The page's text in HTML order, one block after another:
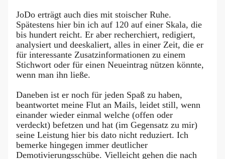
JoDo erträgt auch dies mit stoischer Ruhe.
Spätestens hier bin ich auf 120 auf einer Skala, die
bis hundert reicht. Er aber recherchiert, redigiert,
analysiert und deeskaliert, alles in einer Zeit, die er
für interessante Zusatzinformationen zu einem
Stichwort oder für einen Neueintrag nützen könnte,
wenn man ihn ließe.
Daneben ist er noch für jeden Spaß zu haben,
beantwortet meine Flut an Mails, leidet still, wenn
einander wieder einmal welche (offen oder
verdeckt) befetzen und hat (im Gegensatz zu mir)
seine Leistung hier bis dato nicht reduziert. Ich
bemerke hingegen immer deutlicher
Demotivierungsschübe. Vielleicht gehen die nach